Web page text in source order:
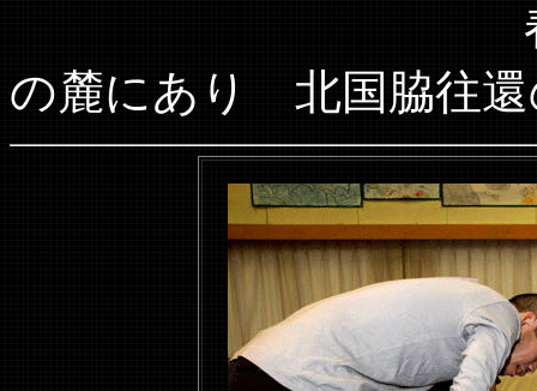
春照（すい
の麓にあり 北国脇往還